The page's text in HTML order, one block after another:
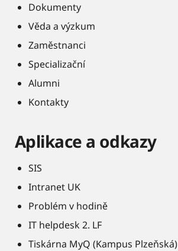
Dokumenty
Věda a výzkum
Zaměstnanci
Specializační
Alumni
Kontakty
Aplikace a odkazy
SIS
Intranet UK
Problém v hodině
IT helpdesk 2. LF
Tiskárna MyQ (Kampus Plzeňská)